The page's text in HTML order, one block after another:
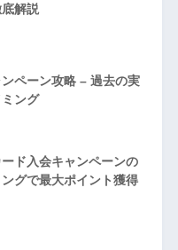
解説
ペーン攻略 – 過去の実
ング
ード入会キャンペーンの
グで最大ポイント獲得